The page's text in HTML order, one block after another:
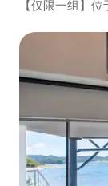
【仅限一组】